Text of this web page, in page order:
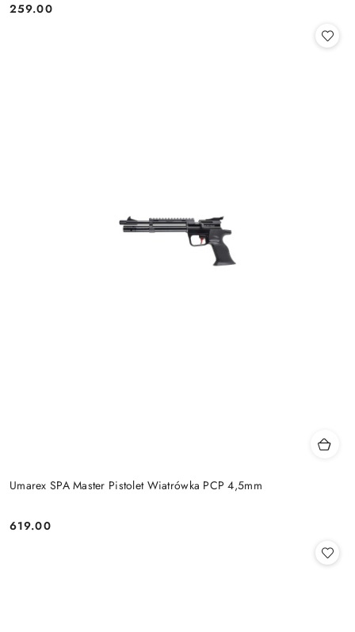
Cena:
259.00
Umarex SPA Master Pistolet Wiatrówka PCP 4,5mm
Cena:
619.00